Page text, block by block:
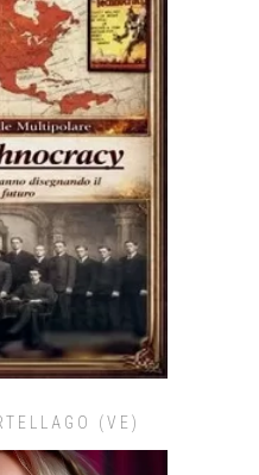
(VE)